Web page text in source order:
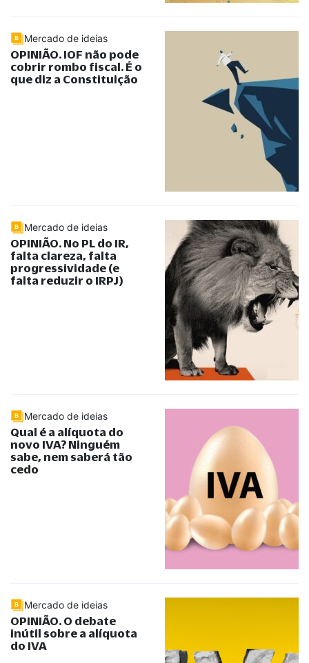
Mercado de ideias
OPINIÃO. IOF não pode
cobrir rombo fiscal. É o
que diz a Constituição
Mercado de ideias
OPINIÃO. No PL do IR,
falta clareza, falta
progressividade (e
falta reduzir o IRPJ)
Mercado de ideias
Qual é a alíquota do
novo IVA? Ninguém
sabe, nem saberá tão
cedo
Mercado de ideias
OPINIÃO. O debate
inútil sobre a alíquota
do IVA